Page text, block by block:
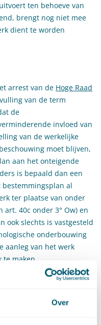
Over
ten behoeve van
brengt nog niet mee
dient te worden
arrest van de Hoge Raad
van de term
de
invloed van
van de werkelijke
moet blijven,
aan het onteigende
is bepaald dan een
al
ter plaatse van onder
40c onder 3° Ow) en
ook slechts is vastgesteld
onderbouwing
aanleg van het werk
maken.
van de lijn van
de Provincie of het
de aan het betreffende